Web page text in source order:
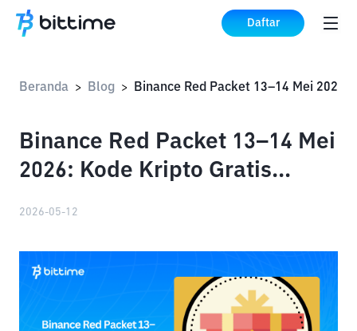
Daftar
Beranda > Blog >
Binance Red Packet 13–14 Mei
2026: Kode Kripto Gratis
2026-05-12